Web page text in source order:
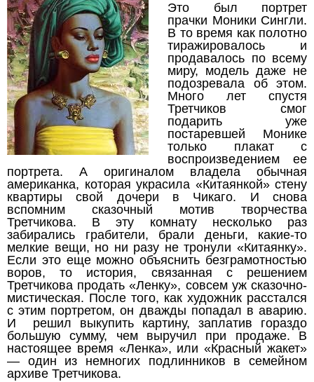
Это был портрет
прачки Моники Сингли.
В то время как полотно
тиражировалось и
продавалось по всему
миру, модель даже не
подозревала об этом.
Много лет спустя
Третчиков смог
подарить уже
постаревшей Монике
только плакат с
воспроизведением ее
портрета. А оригиналом владела обычная
американка, которая украсила «Китаянкой» стену
квартиры свой дочери в Чикаго. И снова
вспомним сказочный мотив творчества
Третчикова. В эту комнату несколько раз
забирались грабители, брали деньги, какие-то
мелкие вещи, но ни разу не тронули «Китаянку».
Если это еще можно объяснить безграмотностью
воров, то история, связанная с решением
Третчикова продать «Ленку», совсем уж сказочно-
мистическая. После того, как художник расстался
с этим портретом, он дважды попадал в аварию.
И решил выкупить картину, заплатив гораздо
большую сумму, чем выручил при продаже. В
настоящее время «Ленка», или «Красный жакет»
— один из немногих подлинников в семейном
архиве Третчикова.